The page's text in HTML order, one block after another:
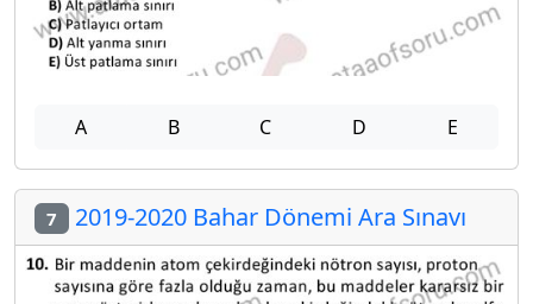
A B C D E
7 2019-2020 Bahar Dönemi Ara Sınavı